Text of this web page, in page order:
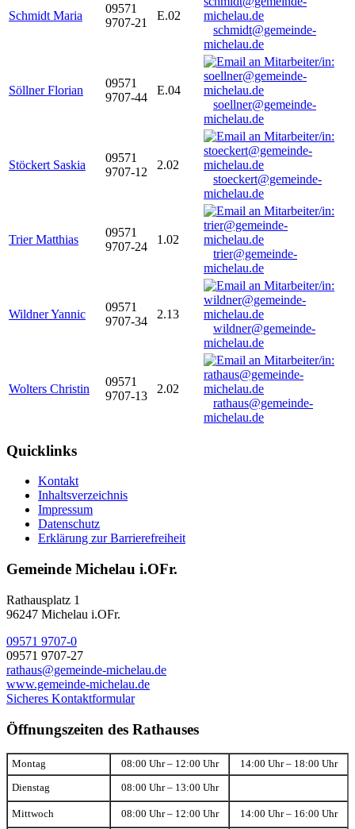
Schmidt Maria
09571
9707-21
E.02
schmidt@gemeinde-
michelau.de
Söllner Florian
09571
9707-44
E.04
soellner@gemeinde-
michelau.de
Stöckert Saskia
09571
9707-12
2.02
stoeckert@gemeinde-
michelau.de
Trier Matthias
09571
9707-24
1.02
trier@gemeinde-
michelau.de
Wildner Yannic
09571
9707-34
2.13
wildner@gemeinde-
michelau.de
Wolters Christin
09571
9707-13
2.02
rathaus@gemeinde-
michelau.de
Quicklinks
Kontakt
Inhaltsverzeichnis
Impressum
Datenschutz
Erklärung zur Barrierefreiheit
Gemeinde Michelau i.OFr.
Rathausplatz 1
96247 Michelau i.OFr.
09571 9707-0
09571 9707-27
rathaus@gemeinde-michelau.de
www.gemeinde-michelau.de
Sicheres Kontaktformular
Öffnungszeiten des Rathauses
Montag 08:00 Uhr – 12:00 Uhr 14:00 Uhr – 18:00 Uhr
Dienstag 08:00 Uhr – 13:00 Uhr
Mittwoch 08:00 Uhr – 12:00 Uhr 14:00 Uhr – 16:00 Uhr